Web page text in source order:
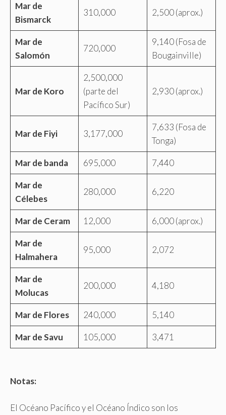
Mar de
Bismarck
310,000 2,500 (aprox.)
Mar de
Salomón
720,000
9,140 (Fosa de
Bougainville)
Mar de Koro
2,500,000
(parte del
Pacífico Sur)
2,930 (aprox.)
Mar de Fiyi 3,177,000
7,633 (Fosa de
Tonga)
Mar de banda 695,000 7,440
Mar de
Célebes
280,000 6,220
Mar de Ceram 12,000 6,000 (aprox.)
Mar de
Halmahera
95,000 2,072
Mar de
Molucas
200,000 4,180
Mar de Flores 240,000 5,140
Mar de Savu 105,000 3,471
Notas:
El Océano Pacífico y el Océano Índico son los